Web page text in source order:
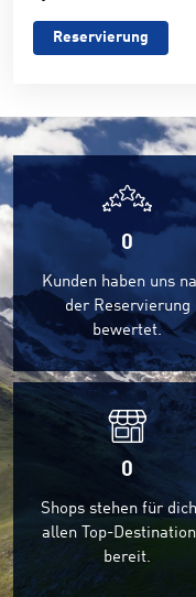
Reservierung
0
Kunden haben uns
der Reservierung
bewertet.
0
Shops stehen für
allen Top-
bereit.